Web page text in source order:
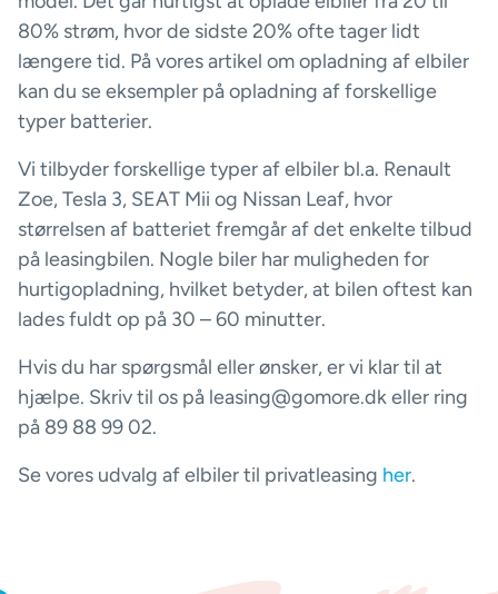
80% strøm, hvor de sidste 20% ofte tager lidt
længere tid. På vores artikel om opladning af elbiler
kan du se eksempler på opladning af forskellige
typer batterier.
Vi tilbyder forskellige typer af elbiler bl.a. Renault
Zoe, Tesla 3, SEAT Mii og Nissan Leaf, hvor
størrelsen af batteriet fremgår af det enkelte tilbud
på leasingbilen. Nogle biler har muligheden for
hurtigopladning, hvilket betyder, at bilen oftest kan
lades fuldt op på 30 – 60 minutter.
Hvis du har spørgsmål eller ønsker, er vi klar til at
hjælpe. Skriv til os på leasing@gomore.dk eller ring
på 89 88 99 02.
Se vores udvalg af elbiler til privatleasing her.